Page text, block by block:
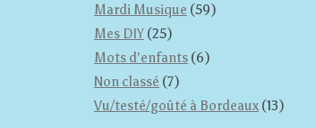
Mardi Musique (59)
Mes DIY (25)
Mots d'enfants (6)
Non classé (7)
Vu/testé/goûté à Bordeaux (13)